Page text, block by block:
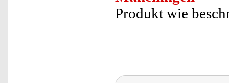
Produkt wie